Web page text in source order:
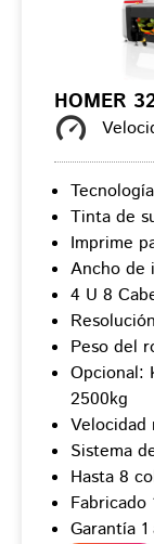
HOMER
Tinta de
Imprime
Ancho de
4 U 8
Peso del
Opcional:
2500kg
Velocidad
Sistema
Hasta 8
Fabricado
Garantía